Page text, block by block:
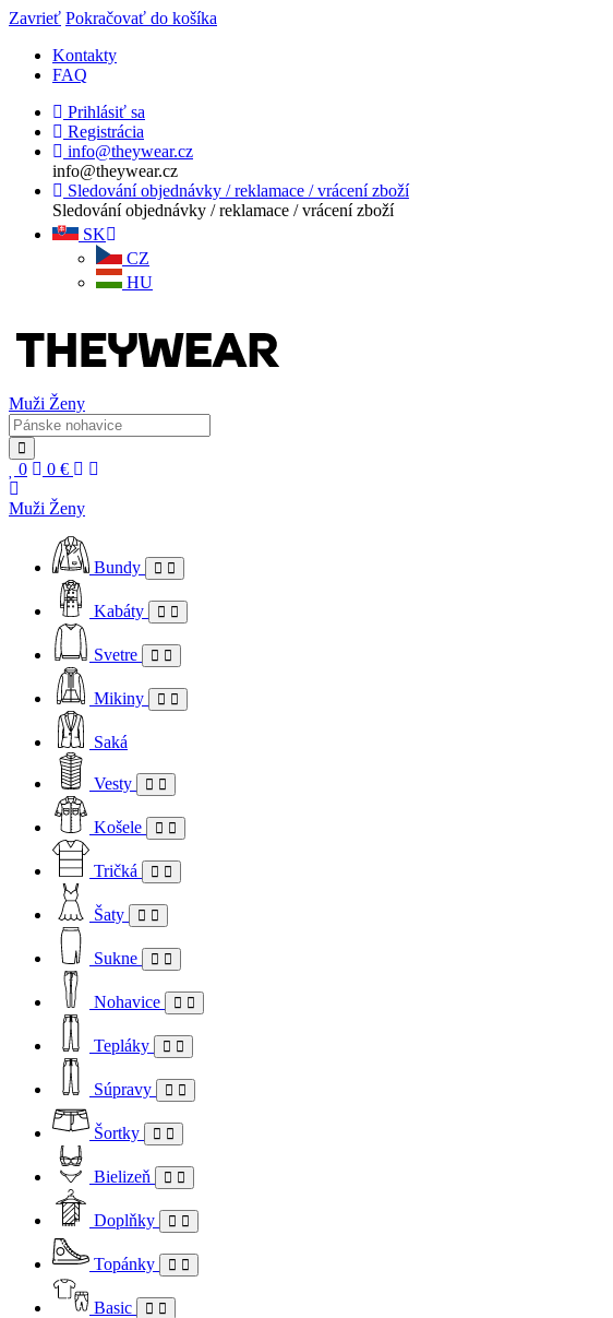
Zavrieť Pokračovať do košíka
Kontakty
FAQ
Prihlásiť sa
Registrácia
info@theywear.cz
info@theywear.cz
Sledování objednávky / reklamace / vrácení zboží
Sledování objednávky / reklamace / vrácení zboží
SK
CZ
HU
Muži Ženy
0 0 €
Muži Ženy
Bundy
Kabáty
Svetre
Mikiny
Saká
Vesty
Košele
Tričká
Šaty
Sukne
Nohavice
Tepláky
Súpravy
Šortky
Bielizeň
Doplňky
Topánky
Basic